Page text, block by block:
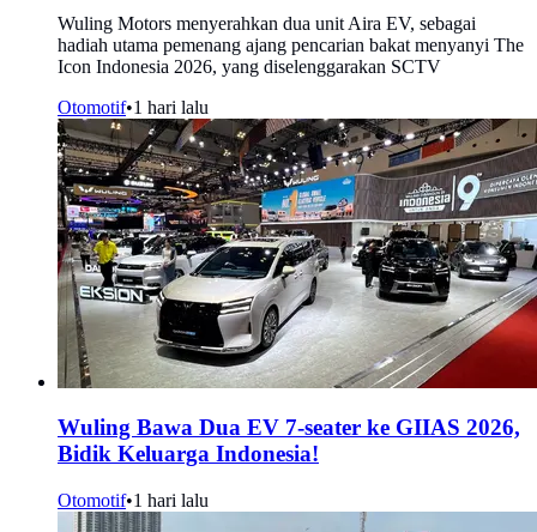
Wuling Motors menyerahkan dua unit Aira EV, sebagai
hadiah utama pemenang ajang pencarian bakat menyanyi The
Icon Indonesia 2026, yang diselenggarakan SCTV
Otomotif•1 hari lalu
Wuling Bawa Dua EV 7-seater ke GIIAS 2026,
Bidik Keluarga Indonesia!
Otomotif•1 hari lalu